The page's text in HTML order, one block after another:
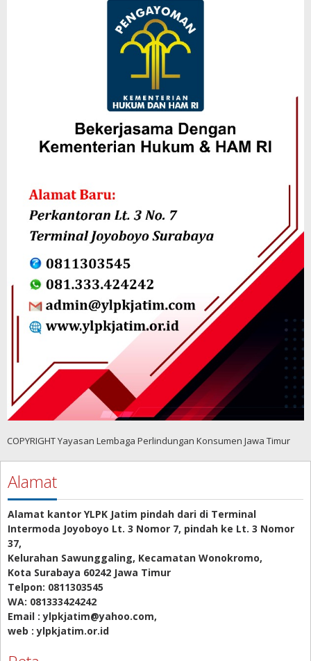
COPYRIGHT Yayasan Lembaga Perlindungan Konsumen Jawa Timur
Alamat
Alamat kantor YLPK Jatim pindah dari di Terminal
Intermoda Joyoboyo Lt. 3 Nomor 7, pindah ke Lt. 3 Nomor
37,
Kelurahan Sawunggaling, Kecamatan Wonokromo,
Kota Surabaya 60242 Jawa Timur
Telpon: 0811303545
WA: 081333424242
Email : ylpkjatim@yahoo.com,
web : ylpkjatim.or.id